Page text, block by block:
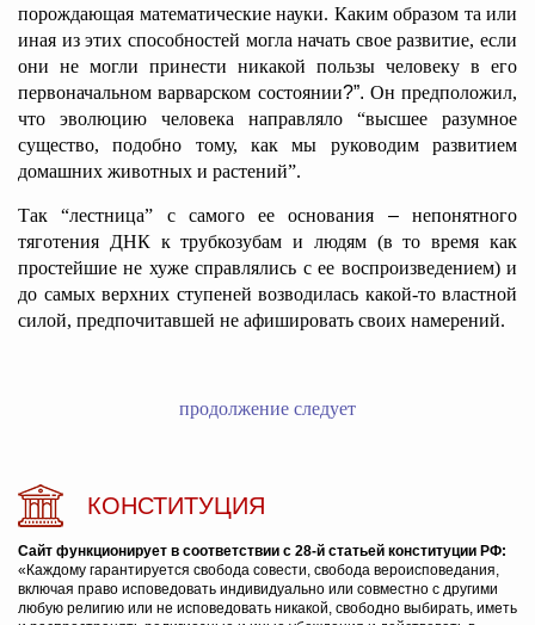
порождающая математические науки. Каким образом та или
иная из этих способностей могла начать свое развитие, если
они не могли принести никакой пользы человеку в его
первоначальном варварском состоянии?”. Он предположил,
что эволюцию человека направляло “высшее разумное
существо, подобно тому, как мы руководим развитием
домашних животных и растений”.
Так “лестница” с самого ее основания –непонятного
тяготения ДНК к трубкозубам и людям (в то время как
простейшие не хуже справлялись с ее воспроизведением) и
до самых верхних ступеней возводилась какой-то властной
силой, предпочитавшей не афишировать своих намерений.
продолжение следует
КОНСТИТУЦИЯ
Сайт функционирует в соответствии с 28-й статьей конституции РФ:
«Каждому гарантируется свобода совести, свобода вероисповедания,
включая право исповедовать индивидуально или совместно с другими
любую религию или не исповедовать никакой, свободно выбирать, иметь